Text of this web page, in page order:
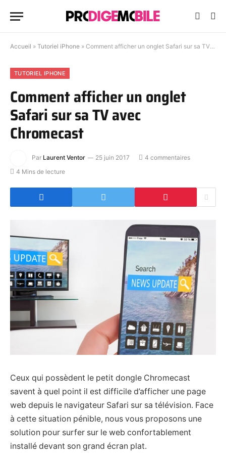
Accueil » Tutoriel iPhone » Comment afficher un onglet Safari sur sa TV avec Chromecast
TUTORIEL IPHONE
Comment afficher un onglet
Safari sur sa TV avec
Chromecast
Par Laurent Ventor 25 juin 2017
4 commentaires
4 Mins de lecture
Ceux qui possèdent le petit dongle Chromecast
savent à quel point il est difficile d’afficher une page
web depuis le navigateur Safari sur sa télévision. Face
à cette situation pénible, nous vous proposons une
solution pour surfer sur le web confortablement
installé devant son grand écran plat.